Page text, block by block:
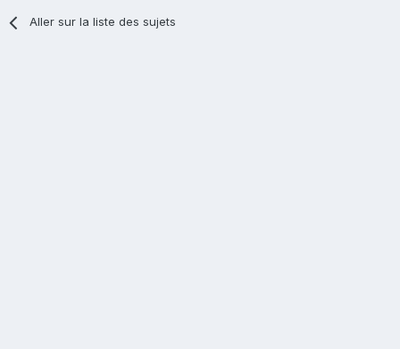
Aller sur la liste des sujets